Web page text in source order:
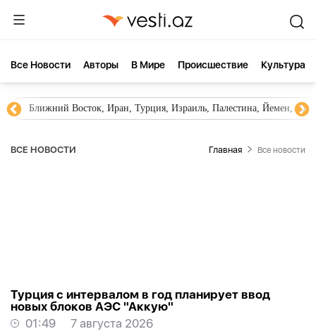
Все Новости Aвторы В Мире Происшествие Культура
Ближний Восток, Иран, Турция, Израиль, Палестина, Йемен,
ВСЕ НОВОСТИ Главная Все новости
Турция с интервалом в год планирует ввод
новых блоков АЭС "Аккую"
01:49
7 августа 2026